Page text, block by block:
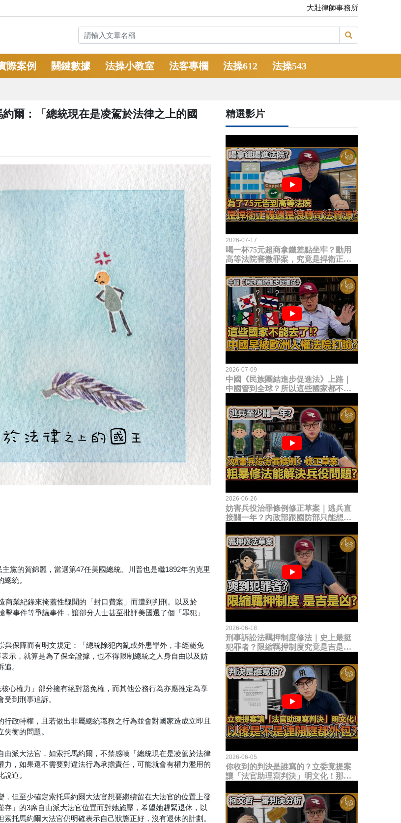
大壯律師事務所
際案例 關鍵數據 法操小教室 法客專欄 法操612 法操543
爾：「總統現在是凌駕於法律之上的國
黨的賀錦麗，當選第47任美國總統。川普也是繼1892年的克里
統。
商業紀錄來掩蓋性醜聞的「封口費案」而遭到判刑。以及於
事件等爭議事件，讓部分人士甚至批評美國選了個「罪犯」
保障而有明文規定：「總統除犯內亂或外患罪外，非經罷免
示，就算是為了保全證據，也不得限制總統之人身自由以及妨
。
心權力」部分擁有絕對豁免權，而其他公務行為亦應推定為享
到刑事追訴。
政特權，且若做出非屬總統職務之行為並會對國家造成立即且
衡的問題。
派大法官，如索托馬約爾，不禁感嘆「總統現在是凌駕於法律
，如果還不需要對違法行為承擔責任，可能就會有權力濫用的
道。
但至少確定索托馬約爾大法官想要繼續留在大法官的位置上發
」的3席自由派大法官位置而對她施壓，希望她趕緊退休，以
托馬約爾大法官仍明確表示自己狀態正好，沒有退休的計劃。
精選影片
2026-07-17
喝一杯75元超商拿鐵差點坐牢？動用
高等法院審微罪案，究竟是捍衛正義
2026-07-09
中國《民族團結進步促進法》上路｜
中國管到全球？所以這些國家都不能
臉？
2026-06-26
妨害兵役治罪條例修正草案｜逃兵直
接關一年？內政部跟國防部只能想到
題？
2026-06-18
刑事訴訟法羈押制度修法｜史上最挺
犯罪者？限縮羈押制度究竟是吉是
2026-06-05
你收到的判決是誰寫的？立委竟提案
讓「法官助理寫判決」明文化！那以